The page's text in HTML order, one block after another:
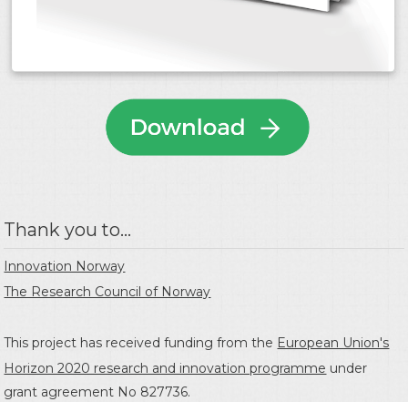
Thank you to...
Innovation Norway
The Research Council of Norway
This project has received funding from the European Union's
Horizon 2020 research and innovation programme under
grant agreement No 827736.